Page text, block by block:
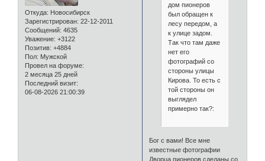
Откуда: Новосибирск
Зарегистрирован: 22-12-2011
Сообщений: 4635
Уважение: +3122
Позитив: +4884
Пол: Мужской
Провел на форуме:
2 месяца 25 дней
Последний визит:
06-08-2026 21:00:39
дом пионеров
был обращен к
лесу передом, а
к улице задом.
Так что там даже
нет его
фотографий со
стороны улицы
Кирова. То есть с
той стороны он
выглядел
примерно так?:
Бог с вами! Все мне
известные фотографии
Дворца пионеров сделаны со